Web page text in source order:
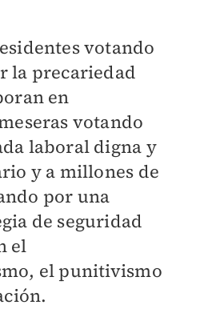
votando
la precariedad
en
votando
laboral digna y
y a millones de
por una
de seguridad
el
el punitivismo